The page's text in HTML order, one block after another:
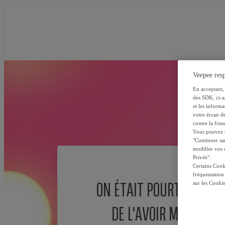
ON ÉTAIT POURTANT
DE L'AVOIR MISE ICI !
Veepee
En
des SDK, ci-
et les
votre écran
contre la
Vous pouvez
"Continuer
modifier vos
Privée".
Certains
fréquentation
sur les